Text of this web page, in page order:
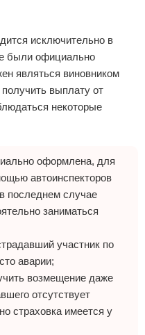
исключительно в
были официально
являться виновником
выплату от
некоторые
оформлена, для
автоинспекторов
последнем случае
заниматься
участник по
аварии;
возмещение даже
отсутствует
страховка имеется у